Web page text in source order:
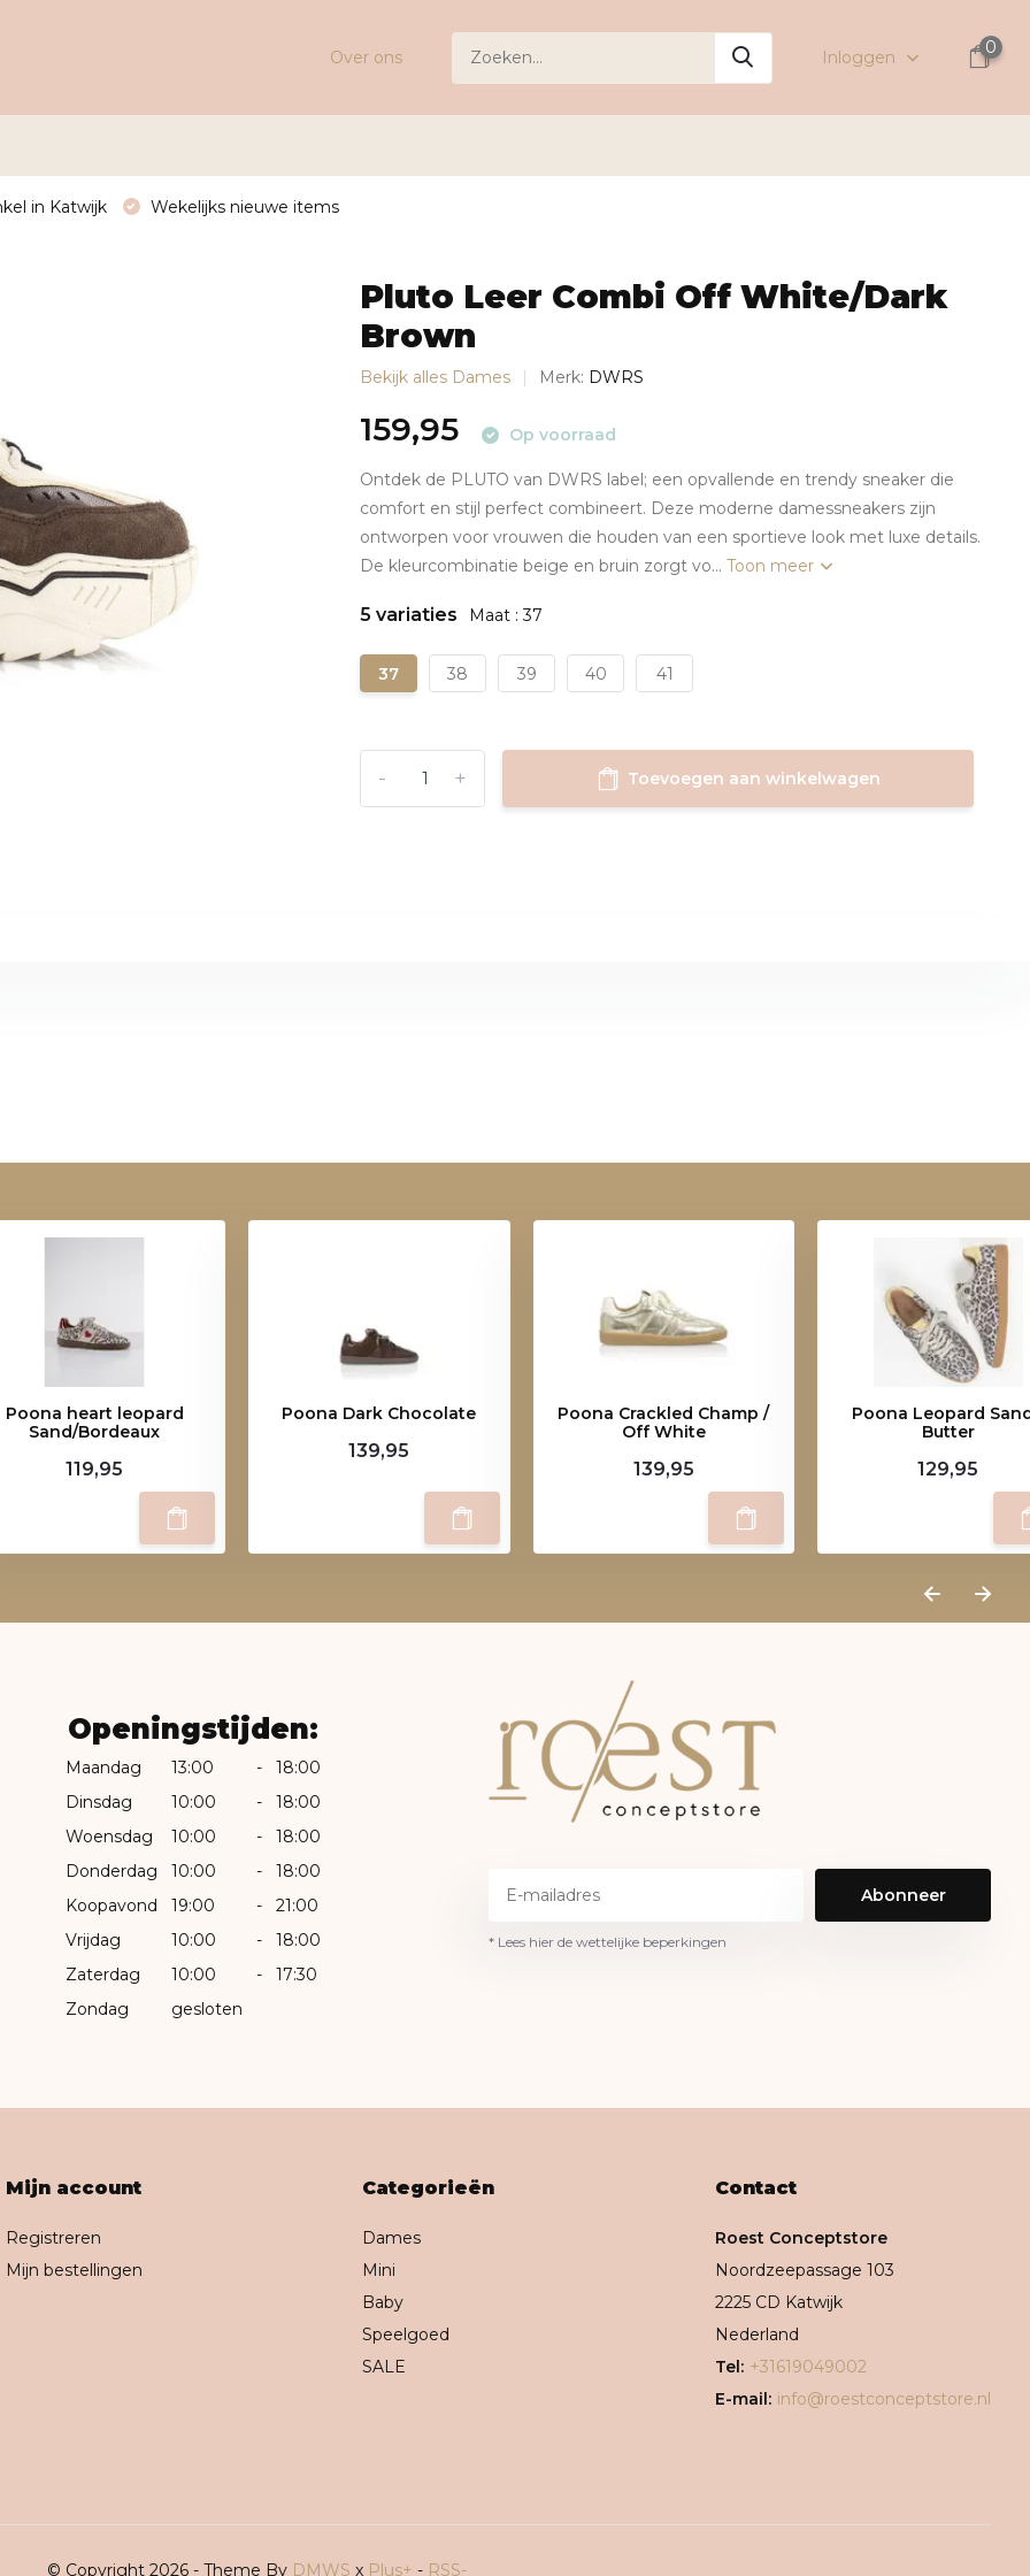
Over ons Inloggen
0
in Katwijk Wekelijks nieuwe items
Pluto Leer Combi Off White/Dark
Brown
Bekijk alles Dames Merk: DWRS
159,95 Op voorraad
Ontdek de PLUTO van DWRS label; een opvallende en trendy sneaker die
comfort en stijl perfect combineert. Deze moderne damessneakers zijn
ontworpen voor vrouwen die houden van een sportieve look met luxe details.
De kleurcombinatie beige en bruin zorgt vo...Toon meer
5 variaties Maat : 37
37 38 39 40 41
+
- Toevoegen aan winkelwagen
Poona heart leopard
Sand/Bordeaux
119,95
Poona Dark Chocolate
139,95
Poona Crackled Champ /
Off White
139,95
Poona Leopard Sand /
Butter
129,95
Openingstijden:
Maandag 13:00 -
18:00
Dinsdag
10:00 -
18:00
Woensdag
10:00 -
18:00
Donderdag
10:00 -
18:00
Koopavond
19:00 -
21:00
Vrijdag
10:00 -
18:00
Zaterdag
10:00 -
17:30
Zondag
gesloten
Abonneer
* Lees hier de wettelijke beperkingen
Mijn account
Registreren
Mijn bestellingen
Categorieën
Dames
Mini
Baby
Speelgoed
SALE
Contact
Roest Conceptstore
Noordzeepassage 103
2225 CD Katwijk
Nederland
Tel: +31619049002
E-mail: info@roestconceptstore.nl
© Copyright 2026 - Theme By DMWS x Plus+ - RSS-